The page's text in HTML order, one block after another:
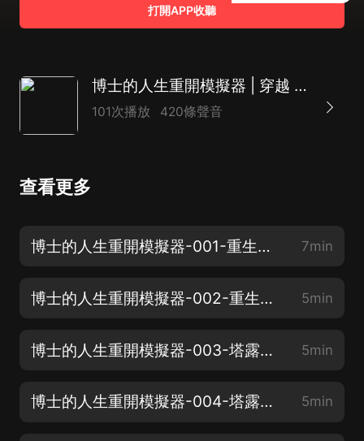
打開APP收聽
博士的人生重開模擬器 | 穿越 玄幻
101次播放 420條聲音
查看更多
博士的人生重開模擬器-001-重生的羅曼（上） 7min
博士的人生重開模擬器-002-重生的羅曼（下） 5min
博士的人生重開模擬器-003-塔露拉和阿麗娜（上） 5min
博士的人生重開模擬器-004-塔露拉和阿麗娜（下） 5min